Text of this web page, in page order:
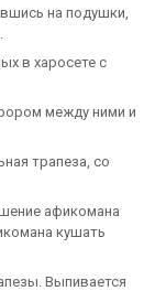
на подушки,
в харосете с
между ними и
трапеза, со
афикомана
кушать
Выпивается